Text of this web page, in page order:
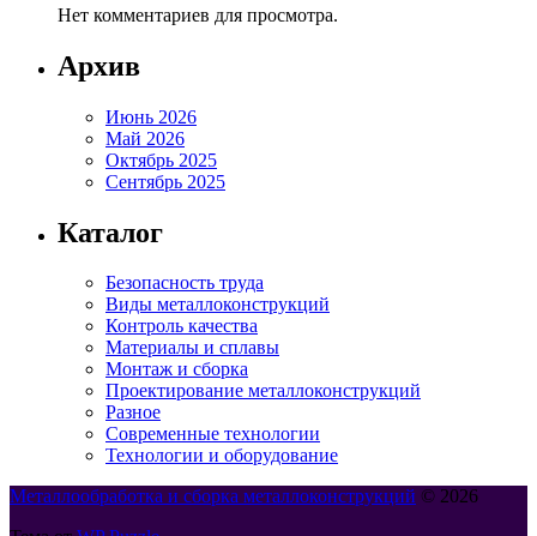
Нет комментариев для просмотра.
Архив
Июнь 2026
Май 2026
Октябрь 2025
Сентябрь 2025
Каталог
Безопасность труда
Виды металлоконструкций
Контроль качества
Материалы и сплавы
Монтаж и сборка
Проектирование металлоконструкций
Разное
Современные технологии
Технологии и оборудование
Металлообработка и сборка металлоконструкций © 2026